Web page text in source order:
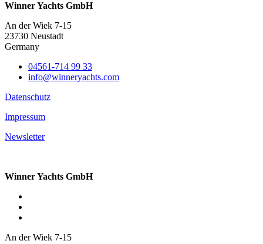
Winner Yachts GmbH
An der Wiek 7-15
23730 Neustadt
Germany
04561-714 99 33
info@winneryachts.com
Datenschutz
Impressum
Newsletter
Winner Yachts GmbH
An der Wiek 7-15